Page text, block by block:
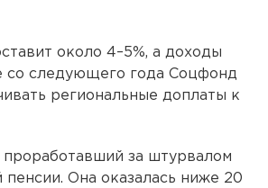
около 4–5%, а доходы
со следующего года Соцфонд
региональные доплаты к
за штурвалом
Она оказалась ниже 20